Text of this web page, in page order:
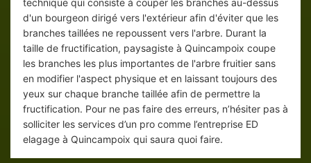
technique qui consiste à couper les branches au-dessus
d'un bourgeon dirigé vers l'extérieur afin d'éviter que les
branches taillées ne repoussent vers l'arbre. Durant la
taille de fructification, paysagiste à Quincampoix coupe
les branches les plus importantes de l'arbre fruitier sans
en modifier l'aspect physique et en laissant toujours des
yeux sur chaque branche taillée afin de permettre la
fructification. Pour ne pas faire des erreurs, n’hésiter pas à
solliciter les services d’un pro comme l’entreprise ED
elagage à Quincampoix qui saura quoi faire.